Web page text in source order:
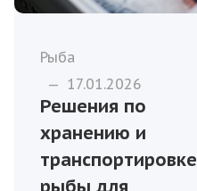
Рыба
— 17.01.2026
Решения по
хранению и
транспортировке